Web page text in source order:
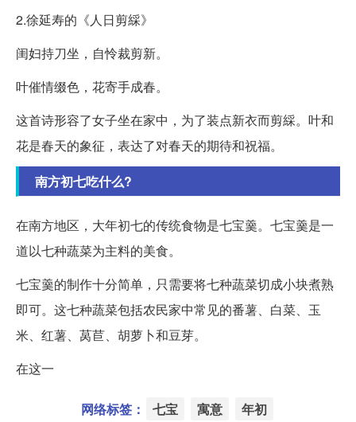
2.徐延寿的《人日剪綵》
闺妇持刀坐，自怜裁剪新。
叶催情缀色，花寄手成春。
这首诗形容了女子坐在家中，为了装点新衣而剪綵。叶和
花是春天的象征，表达了对春天的期待和祝福。
南方初七吃什么?
在南方地区，大年初七的传统食物是七宝羹。七宝羹是一
道以七种蔬菜为主料的美食。
七宝羹的制作十分简单，只需要将七种蔬菜切成小块煮熟
即可。这七种蔬菜包括农民家中常见的番薯、白菜、玉
米、红薯、莴苣、胡萝卜和豆芽。
在这一
网络标签： 七宝 寓意 年初